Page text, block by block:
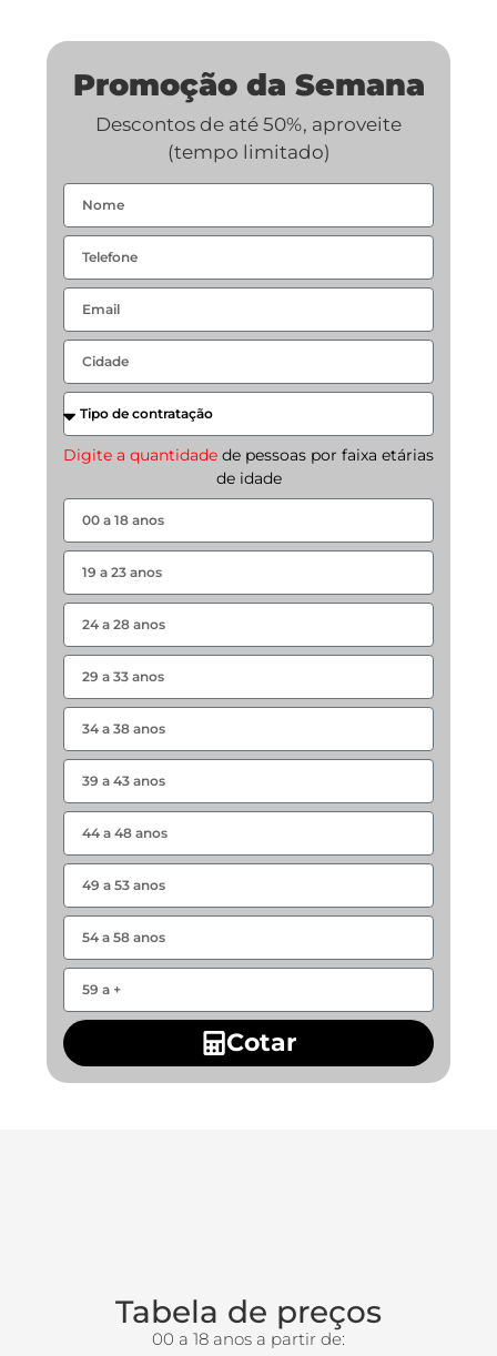
Promoção da Semana
Descontos de até 50%, aproveite
(tempo limitado)
Digite a quantidade de pessoas por faixa etárias
de idade
Cotar
Tabela de preços
00 a 18 anos a partir de: